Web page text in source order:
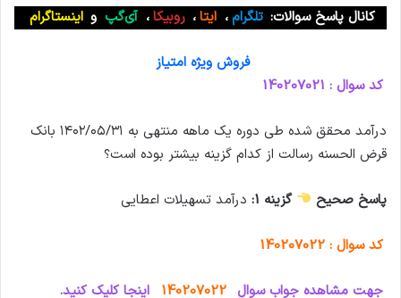
کانال پاسخ سوالات: تلگرام، ایتا، روبیکا، آی‌گپ و اینستاگرام
فروش ویژه امتیاز
کد سوال : 140207021
درآمد محقق شده طی دوره یک ماهه منتهی به ۱۴۰۲/۰۵/۳۱ بانک
قرض الحسنه رسالت از کدام گزینه بیشتر بوده است؟
پاسخ صحیح گزینه 1: درآمد تسهیلات اعطایی
کد سوال : 140207022
جهت مشاهده جواب سوال 140207022 اینجا کلیک کنید.